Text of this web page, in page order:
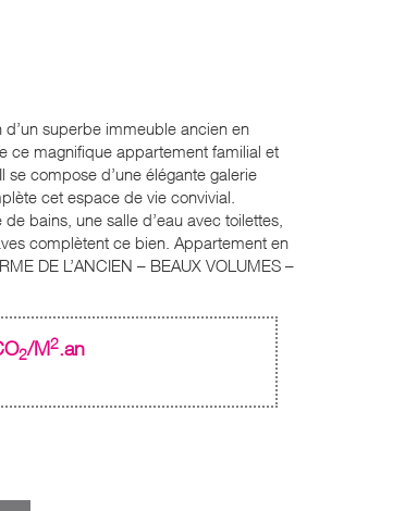
superbe immeuble ancien en
ce magnifique appartement familial et
compose d’une élégante galerie
cet espace de vie convivial.
bains, une salle d’eau avec toilettes,
complètent ce bien. Appartement en
DE L’ANCIEN – BEAUX VOLUMES –
2/M2.an